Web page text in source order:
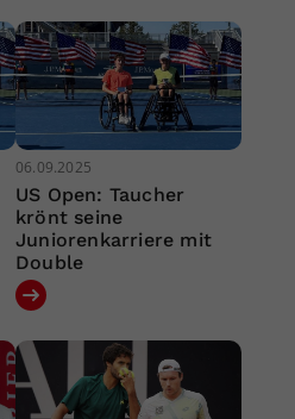
06.09.2025
US Open: Taucher
krönt seine
Juniorenkarriere mit
Double